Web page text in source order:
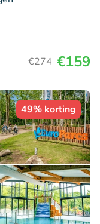
€274 €159
49% korting